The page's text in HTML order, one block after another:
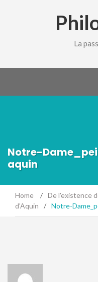
La
Notre-
aquin
Home / De l'existence
d'Aquin
/ Notre-